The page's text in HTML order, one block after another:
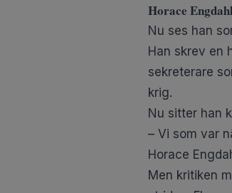
Horace Engdahl
Nu ses han
Han skrev en
sekreterare
krig.
Nu sitter han
– Vi som var
Horace
Men kritiken